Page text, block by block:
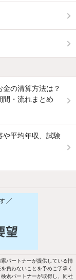
の清算方法は？
間・流れまとめ
や平均年収、試験
パートナーが提供している情
負わないことを予めご了承く
索パートナーが取得し、同社